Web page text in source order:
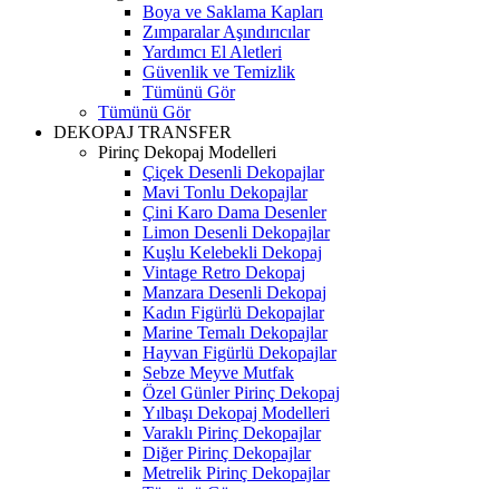
Boya ve Saklama Kapları
Zımparalar Aşındırıcılar
Yardımcı El Aletleri
Güvenlik ve Temizlik
Tümünü Gör
Tümünü Gör
DEKOPAJ TRANSFER
Pirinç Dekopaj Modelleri
Çiçek Desenli Dekopajlar
Mavi Tonlu Dekopajlar
Çini Karo Dama Desenler
Limon Desenli Dekopajlar
Kuşlu Kelebekli Dekopaj
Vintage Retro Dekopaj
Manzara Desenli Dekopaj
Kadın Figürlü Dekopajlar
Marine Temalı Dekopajlar
Hayvan Figürlü Dekopajlar
Sebze Meyve Mutfak
Özel Günler Pirinç Dekopaj
Yılbaşı Dekopaj Modelleri
Varaklı Pirinç Dekopajlar
Diğer Pirinç Dekopajlar
Metrelik Pirinç Dekopajlar